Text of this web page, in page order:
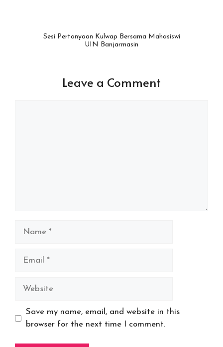
Sesi Pertanyaan Kulwap Bersama Mahasiswi
UIN Banjarmasin
Leave a Comment
Website
Save my name, email, and website in this
browser for the next time I comment.